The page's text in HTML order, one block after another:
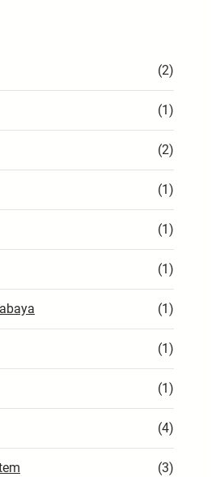
(2)
(1)
(2)
(1)
(1)
(1)
(1)
(1)
(1)
(4)
(3)